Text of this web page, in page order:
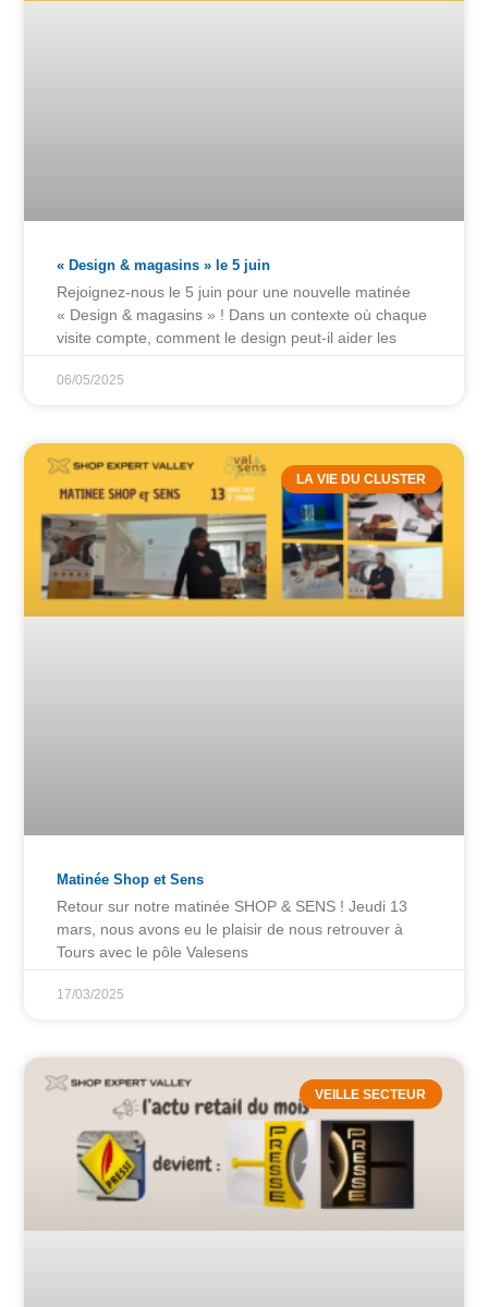
« Design & magasins » le 5 juin
Rejoignez-nous le 5 juin pour une nouvelle matinée
« Design & magasins » ! Dans un contexte où chaque
visite compte, comment le design peut-il aider les
06/05/2025
LA VIE DU CLUSTER
Matinée Shop et Sens
Retour sur notre matinée SHOP & SENS ! Jeudi 13
mars, nous avons eu le plaisir de nous retrouver à
Tours avec le pôle Valesens
17/03/2025
VEILLE SECTEUR